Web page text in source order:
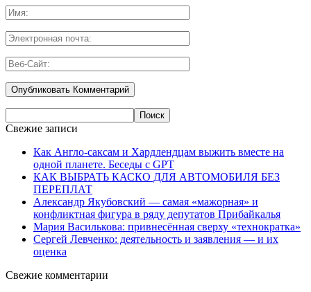
Свежие записи
Как Англо-саксам и Хардлендцам выжить вместе на
одной планете. Беседы с GPT
КАК ВЫБРАТЬ КАСКО ДЛЯ АВТОМОБИЛЯ БЕЗ
ПЕРЕПЛАТ
Александр Якубовский — самая «мажорная» и
конфликтная фигура в ряду депутатов Прибайкалья
Мария Василькова: привнесённая сверху «технократка»
Сергей Левченко: деятельность и заявления — и их
оценка
Свежие комментарии